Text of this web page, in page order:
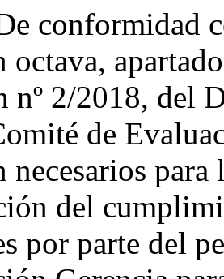
conformidad
octava,
nº 2/2018, del
de
necesarios
del
por parte del